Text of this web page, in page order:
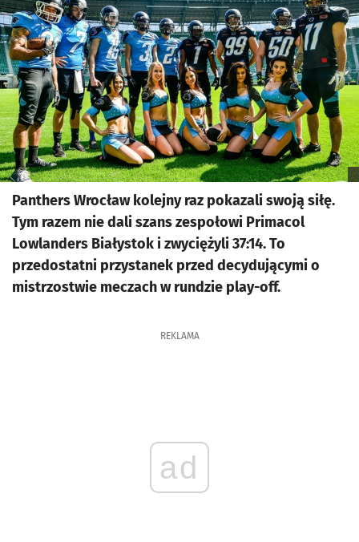
Panthers Wrocław kolejny raz pokazali swoją siłę.
Tym razem nie dali szans zespołowi Primacol
Lowlanders Białystok i zwyciężyli 37:14. To
przedostatni przystanek przed decydującymi o
mistrzostwie meczach w rundzie play-off.
REKLAMA
ad